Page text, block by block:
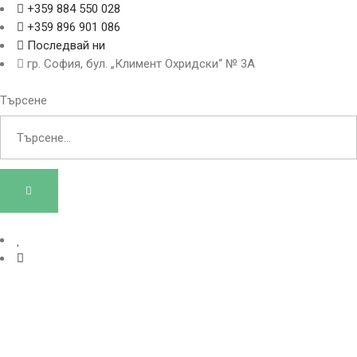
+359 884 550 028
+359 896 901 086
Последвай ни
гр. София, бул. „Климент Охридски“ № 3A
Търсене